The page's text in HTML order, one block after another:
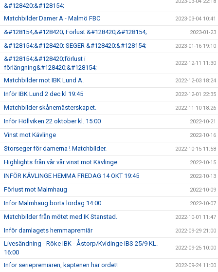
&#128420;&#128154;
Matchbilder Damer A - Malmö FBC 2023-03-04 10:41
&#128154;&#128420; Förlust &#128420;&#128154; 2023-01-23
&#128154;&#128420; SEGER &#128420;&#128154; 2023-01-16 19:10
&#128154;&#128420;förlust i
förlängning&#128420;&#128154;
2022-12-11 11:30
Matchbilder mot IBK Lund A. 2022-12-03 18:24
Inför IBK Lund 2 dec kl 19:45 2022-12-01 22:35
Matchbilder skånemästerskapet. 2022-11-10 18:26
Inför Höllviken 22 oktober kl. 15:00 2022-10-21
Vinst mot Kävlinge 2022-10-16
Storseger för damerna ! Matchbilder. 2022-10-15 11:58
Highlights från vår vår vinst mot Kävlinge. 2022-10-15
INFÖR KÄVLINGE HEMMA FREDAG 14 OKT 19:45 2022-10-13
Förlust mot Malmhaug 2022-10-09
Inför Malmhaug borta lördag 14:00 2022-10-07
Matchbilder från mötet med IK Stanstad. 2022-10-01 11:47
Inför damlagets hemmapremiär 2022-09-29 21:00
Livesändning - Röke IBK - Åstorp/Kvidinge IBS 25/9 KL.
16:00
2022-09-25 10:00
Inför seriepremiären, kaptenen har ordet! 2022-09-24 11:00